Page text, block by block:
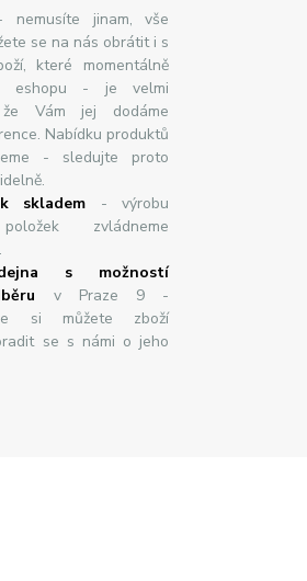
jinam, vše
se na nás obrátit i s
které momentálně
eshopu - je velmi
že Vám jej dodáme
Nabídku produktů
- sledujte proto
skladem - výrobu
zvládneme
s možností
v Praze 9 -
si můžete zboží
se s námi o jeho